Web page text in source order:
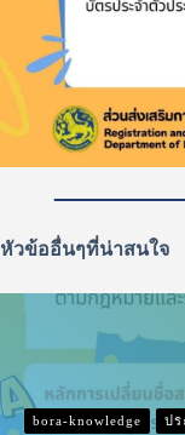
หัวข้ออื่นๆที่น่าสนใจ
bora-knowledge ปร